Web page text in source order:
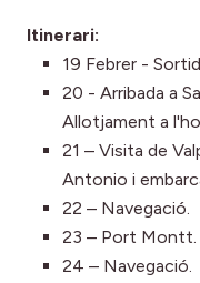
Itinerari:
19 Febrer -
20 - Arribada a
Allotjament a
21 – Visita de
Antonio i
22 – Navegació.
23 – Port Montt.
24 – Navegació.